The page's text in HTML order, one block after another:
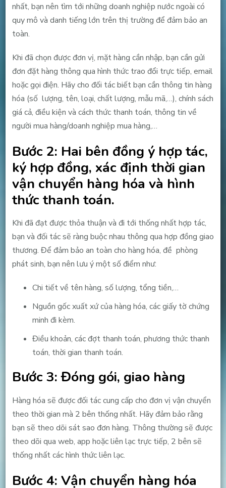
nhất, bạn nên tìm tới những doanh nghiệp nước ngoài có
quy mô và danh tiếng lớn trên thị trường để đảm bảo an
toàn.
Khi đã chọn được đơn vị, mặt hàng cần nhập, bạn cần gửi
đơn đặt hàng thông qua hình thức trao đổi trực tiếp, email
hoặc gọi điện. Hãy cho đối tác biết bạn cần thông tin hàng
hóa (số lượng, tên, loại, chất lượng, mẫu mã,…), chính sách
giá cả, điều kiện và cách thức thanh toán, thông tin về
người mua hàng/doanh nghiệp mua hàng,…
Bước 2: Hai bên đồng ý hợp tác,
ký hợp đồng, xác định thời gian
vận chuyển hàng hóa và hình
thức thanh toán.
Khi đã đạt được thỏa thuận và đi tới thống nhất hợp tác,
bạn và đối tác sẽ ràng buộc nhau thông qua hợp đồng giao
thương. Để đảm bảo an toàn cho hàng hóa, đề phòng
phát sinh, bạn nên lưu ý một số điểm như:
Chi tiết về tên hàng, số lượng, tổng tiền,…
Nguồn gốc xuất xứ của hàng hóa, các giấy tờ chứng
minh đi kèm.
Điều khoản, các đợt thanh toán, phương thức thanh
toán, thời gian thanh toán.
Bước 3: Đóng gói, giao hàng
Hàng hóa sẽ được đối tác cung cấp cho đơn vị vận chuyển
theo thời gian mà 2 bên thống nhất. Hãy đảm bảo rằng
bạn sẽ theo dõi sát sao đơn hàng. Thông thường sẽ được
theo dõi qua web, app hoặc liên lạc trực tiếp, 2 bên sẽ
thống nhất các hình thức liên lạc.
Bước 4: Vận chuyển hàng hóa